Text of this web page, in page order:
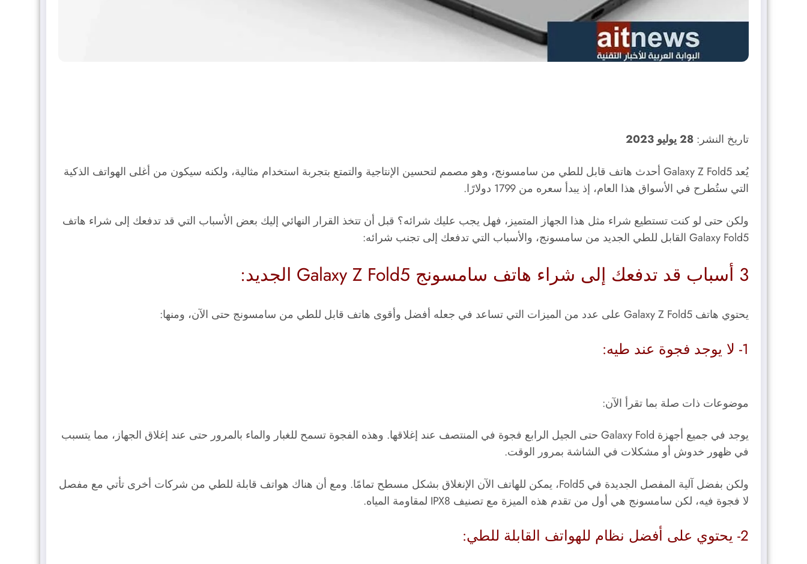
تاريخ النشر: 28 يوليو 2023
يُعد Galaxy Z Fold5 أحدث هاتف قابل للطي من سامسونج، وهو مصمم لتحسين الإنتاجية والتمتع بتجربة استخدام مثالية، ولكنه سيكون من أغلى الهواتف الذكية
التي ستُطرح في الأسواق هذا العام، إذ يبدأ سعره من 1799 دولارًا.
ولكن حتى لو كنت تستطيع شراء مثل هذا الجهاز المتميز، فهل يجب عليك شرائه؟ قبل أن تتخذ القرار النهائي إليك بعض الأسباب التي قد تدفعك إلى شراء هاتف
Galaxy Fold5 القابل للطي الجديد من سامسونج، والأسباب التي تدفعك إلى تجنب شرائه:
3 أسباب قد تدفعك إلى شراء هاتف سامسونج Galaxy Z Fold5 الجديد:
يحتوي هاتف Galaxy Z Fold5 على عدد من الميزات التي تساعد في جعله أفضل وأقوى هاتف قابل للطي من سامسونج حتى الآن، ومنها:
1- لا يوجد فجوة عند طيه:
موضوعات ذات صلة بما تقرأ الآن:
يوجد في جميع أجهزة Galaxy Fold حتى الجيل الرابع فجوة في المنتصف عند إغلاقها. وهذه الفجوة تسمح للغبار والماء بالمرور حتى عند إغلاق الجهاز، مما يتسبب
في ظهور خدوش أو مشكلات في الشاشة بمرور الوقت.
ولكن بفضل آلية المفصل الجديدة في Fold5، يمكن للهاتف الآن الإنغلاق بشكل مسطح تمامًا. ومع أن هناك هواتف قابلة للطي من شركات أخرى تأتي مع مفصل
لا فجوة فيه، لكن سامسونج هي أول من تقدم هذه الميزة مع تصنيف IPX8 لمقاومة المياه.
2- يحتوي على أفضل نظام للهواتف القابلة للطي: